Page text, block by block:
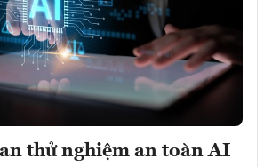
thử nghiệm an toàn AI